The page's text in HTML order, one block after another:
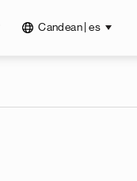
Candean | es